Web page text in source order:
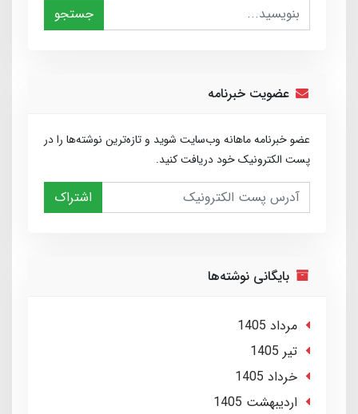
جستجو
عضویت خبرنامه
عضو خبرنامه ماهانه وب‌سایت شوید و تازه‌ترین نوشته‌ها را در
پست الکترونیک خود دریافت کنید.
اشتراک
بایگانی نوشته‌ها
مرداد 1405
تير 1405
خرداد 1405
ارديبهشت 1405